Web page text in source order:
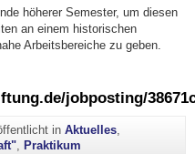
höherer Semester, um diesen
an einem historischen
Arbeitsbereiche zu geben.
jobposting/
in Aktuelles,
, Praktikum